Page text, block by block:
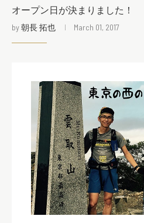
オープン日が決まりました！
by朝長 拓也 March 01, 2017